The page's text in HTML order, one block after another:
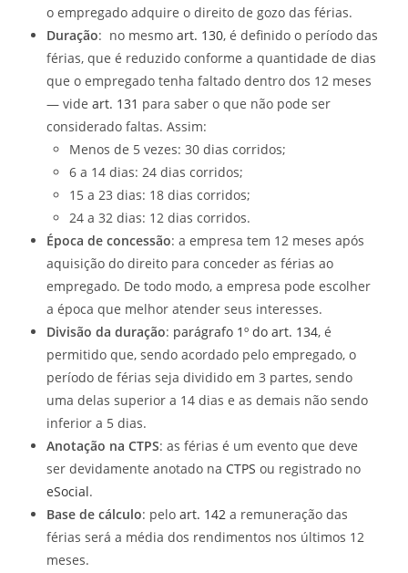
o empregado adquire o direito de gozo das férias.
Duração: no mesmoart. 130, é definido o período das
férias, que é reduzido conforme a quantidade de dias
que o empregado tenha faltado dentro dos 12 meses
— videart. 131 para saber o que não pode ser
considerado faltas. Assim:
Menos de 5 vezes: 30 dias corridos;
6 a 14 dias: 24 dias corridos;
15 a 23 dias: 18 dias corridos;
24 a 32 dias: 12 dias corridos.
Época de concessão: a empresa tem 12 meses após
aquisição do direito para conceder as férias ao
empregado. De todo modo, a empresa pode escolher
a época que melhor atender seus interesses.
Divisão da duração: parágrafo 1º do art. 134, é
permitido que, sendo acordado pelo empregado, o
período de férias seja dividido em 3 partes, sendo
uma delas superior a 14 dias e as demais não sendo
inferior a 5 dias.
Anotação na CTPS: as férias é um evento que deve
ser devidamente anotado na CTPS ou registrado no
eSocial.
Base de cálculo: pelo art. 142 a remuneração das
férias será a média dos rendimentos nos últimos 12
meses.